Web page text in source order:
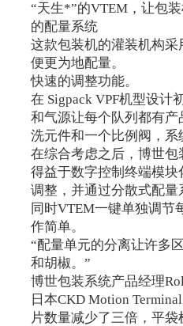
“天生*”的VTEM，让包
的配量系统
这款包装机的灌装机构
便更为地配量。
快速的调整功能。
在 Sigpack VPF机型设计
和气源让每个队列都有
洗元件和一个比例阀，系
在综合考虑之后，博世
得益于数字控制终端模
调整，并通过分散式配
同时VTEM一键单独调节
作简单。
“配量单元的分离让许多
和胡椒。”
博世包装系统产品经理
日本CKD Motion
片数量减少了三倍，平